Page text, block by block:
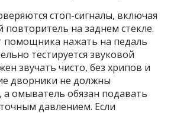
стоп-сигналы, включая
на заднем стекле.
помощника нажать на педаль
тестируется звуковой
звучать чисто, без хрипов и
дворники не должны
а омыватель обязан подавать
давлением. Если